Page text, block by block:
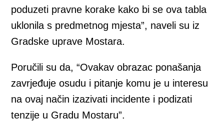
poduzeti pravne korake kako bi se ova tabla
uklonila s predmetnog mjesta”, naveli su iz
Gradske uprave Mostara.
Poručili su da, “Ovakav obrazac ponašanja
zavrjeđuje osudu i pitanje komu je u interesu
na ovaj način izazivati incidente i podizati
tenzije u Gradu Mostaru”.